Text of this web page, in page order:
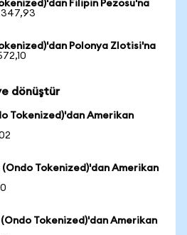
Filipin Pezosu'na
Polonya Zlotisi'na
dönüştür
Tokenized)'dan Amerikan
(Ondo Tokenized)'dan Amerikan
Tokenized)'dan Amerikan